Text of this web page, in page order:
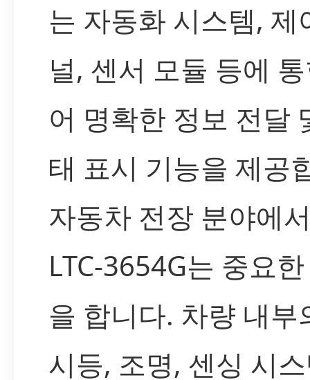
는 자동화 시스템, 제
널, 센서 모듈 등에
어 명확한 정보 전달
태 표시 기능을 제공
자동차 전장 분야에
LTC-3654G는 중요
을 합니다. 차량 내부
시등, 조명, 센싱 시